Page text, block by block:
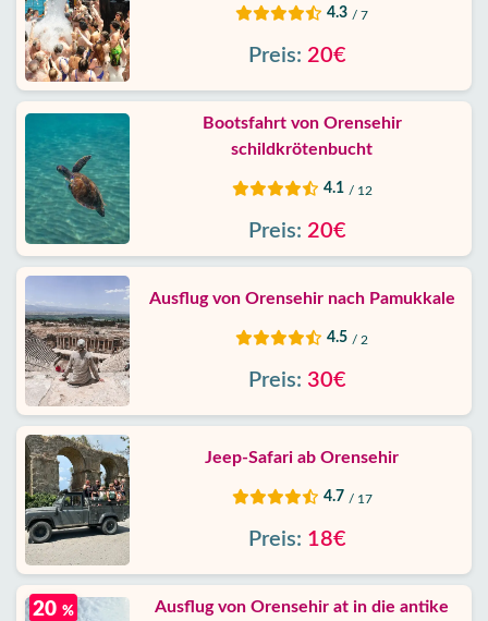
4.3 / 7
Preis: 20€
Bootsfahrt von Orensehir
schildkrötenbucht
4.1 / 12
Preis: 20€
Ausflug von Orensehir nach Pamukkale
4.5 / 2
Preis: 30€
Jeep-Safari ab Orensehir
4.7 / 17
Preis: 18€
Ausflug von Orensehir at in die antike
20 %